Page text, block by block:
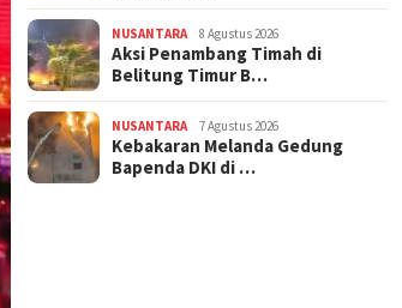
NUSANTARA 8 Agustus 2026
Aksi Penambang Timah di
Belitung Timur B…
NUSANTARA 7 Agustus 2026
Kebakaran Melanda Gedung
Bapenda DKI di …